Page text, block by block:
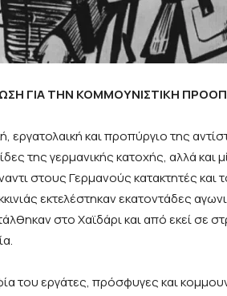
ΓΙΑ ΤΗΝ ΚΟΜΜΟΥΝΙΣΤΙΚΗ
και προπύργιο της
της γερμανικής κατοχής, αλλά και
στους Γερμανούς κατακτητές και
εκτελέστηκαν εκατοντάδες
στο Χαϊδάρι και από εκεί σε
του εργάτες, πρόσφυγες και